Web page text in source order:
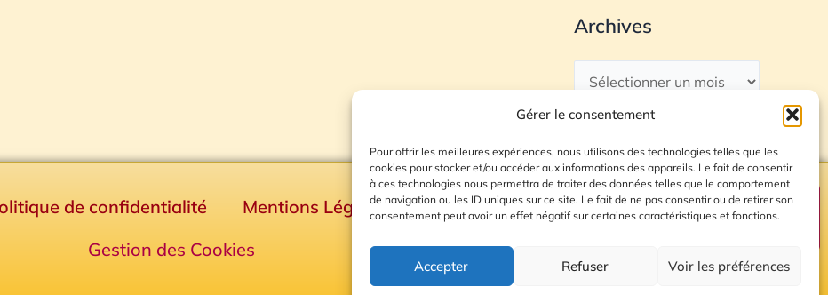
Gérer le consentement
Pour offrir les meilleures expériences, nous utilisons des technologies telles que les
cookies pour stocker et/ou accéder aux informations des appareils. Le fait de consentir
à ces technologies nous permettra de traiter des données telles que le comportement
de navigation ou les ID uniques sur ce site. Le fait de ne pas consentir ou de retirer son
consentement peut avoir un effet négatif sur certaines caractéristiques et fonctions.
Accepter Refuser Voir les préférences
Archives
de confidentialité Mentions Légales
Plan du site
Gestion des Cookies